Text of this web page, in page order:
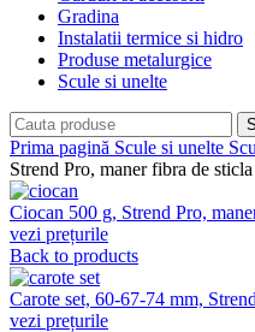
Gradina
Instalatii termice si hidro
Produse metalurgice
Scule si unelte
Prima pagină Scule si unelte
Strend Pro, maner fibra de sticla
Ciocan 500 g, Strend Pro,
vezi prețurile
Back to products
Carote set, 60-67-74 mm,
vezi prețurile